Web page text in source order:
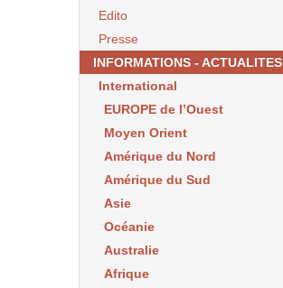
Edito
Presse
INFORMATIONS - ACTUALITES
International
EUROPE de l’Ouest
Moyen Orient
Amérique du Nord
Amérique du Sud
Asie
Océanie
Australie
Afrique